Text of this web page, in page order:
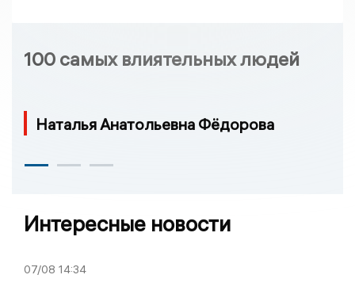
100 самых влиятельных людей
Наталья Анатольевна Фёдорова
Интересные новости
07/08 14:34